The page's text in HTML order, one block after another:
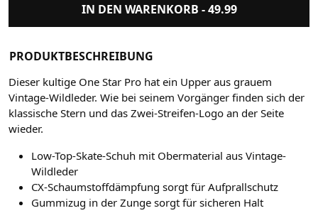
IN DEN WARENKORB -49.99
PRODUKTBESCHREIBUNG
Dieser kultige One Star Pro hat ein Upper aus grauem
Vintage-Wildleder. Wie bei seinem Vorgänger finden sich der
klassische Stern und das Zwei-Streifen-Logo an der Seite
wieder.
Low-Top-Skate-Schuh mit Obermaterial aus Vintage-
Wildleder
CX-Schaumstoffdämpfung sorgt für Aufprallschutz
Gummizug in der Zunge sorgt für sicheren Halt